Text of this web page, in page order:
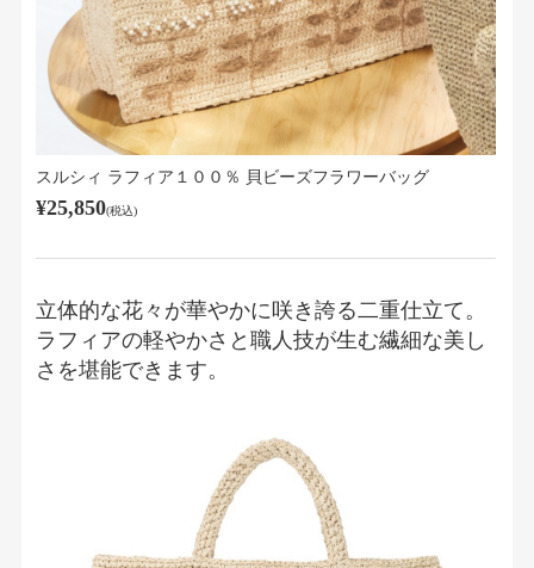
スルシィ ラフィア１００％ 貝ビーズフラワーバッグ
¥25,850(税込)
立体的な花々が華やかに咲き誇る二重仕立て。
ラフィアの軽やかさと職人技が生む繊細な美し
さを堪能できます。